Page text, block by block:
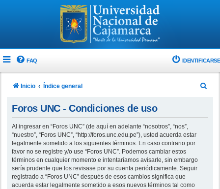
FAQ IDENTIFICARSE
Inicio Índice general
Foros UNC - Condiciones de uso
Al ingresar en “Foros UNC” (de aquí en adelante “nosotros”, “nos”,
“nuestro”, “Foros UNC”, “http://foros.unc.edu.pe”), usted acuerda estar
legalmente sometido a los siguientes términos. En caso contrario por
favor no se registre y/o use “Foros UNC”. Podemos cambiar estos
términos en cualquier momento e intentaríamos avisarle, sin embargo
sería prudente que los revisase por su cuenta periódicamente. Seguir
registrado a “Foros UNC” después de esos cambios significa que
acuerda estar legalmente sometido a esos nuevos términos tal como